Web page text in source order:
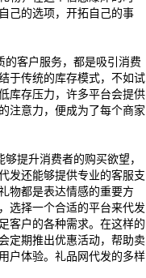
己的选项，开拓自己的事
客户服务，都是吸引消费
于传统的库存模式，不如试
库存压力，许多平台会提供
注意力，便成为了每个商家
提升消费者的购买欲望，
发还能够提供专业的客服支
物都是表达情感的重要方
选择一个合适的平台来代发
客户的各种需求。在这样的
定期推出优惠活动，帮助卖
户体验。礼品网代发的多样